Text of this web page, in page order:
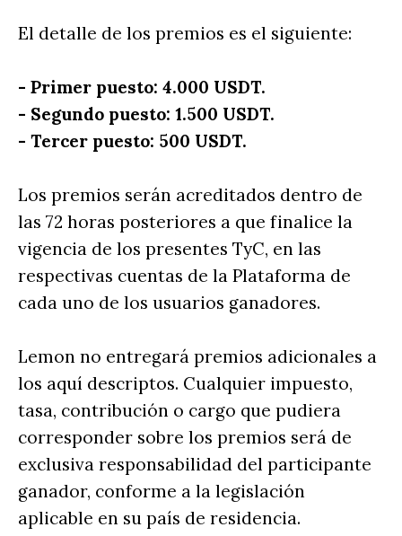
El detalle de los premios es el siguiente:
- Primer puesto: 4.000 USDT.
- Segundo puesto: 1.500 USDT.
- Tercer puesto: 500 USDT.
Los premios serán acreditados dentro de
las 72 horas posteriores a que finalice la
vigencia de los presentes TyC, en las
respectivas cuentas de la Plataforma de
cada uno de los usuarios ganadores.
Lemon no entregará premios adicionales a
los aquí descriptos. Cualquier impuesto,
tasa, contribución o cargo que pudiera
corresponder sobre los premios será de
exclusiva responsabilidad del participante
ganador, conforme a la legislación
aplicable en su país de residencia.